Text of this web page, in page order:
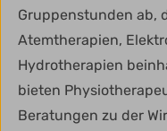
Gruppenstunden ab,
Atemtherapien,
Hydrotherapien
bieten
Beratungen zu der